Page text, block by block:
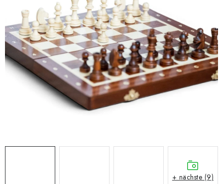
SCHACH-ANTIQUITÄTENLADEN
SCHACH ONLINE
SCHACH-MERCH
SCHACH GESCHENKE
KONTAKT
+ nächste (9)